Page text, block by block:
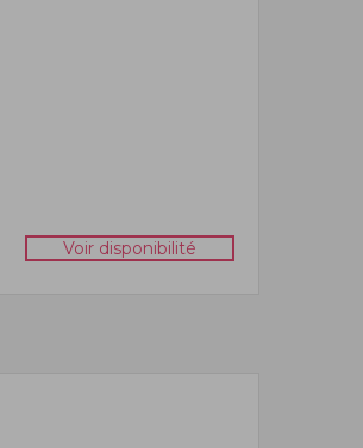
Voir disponibilité